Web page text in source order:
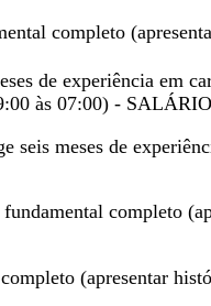
completo
de experiência em
às 07:00) -
meses de
completo
(apresentar